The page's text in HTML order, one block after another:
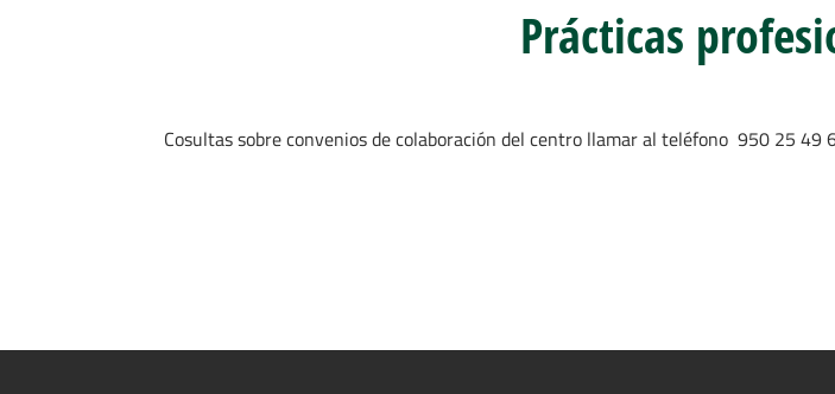
Prácticas
Cosultas sobre convenios de colaboración del centro llamar al teléfono 950 25 49